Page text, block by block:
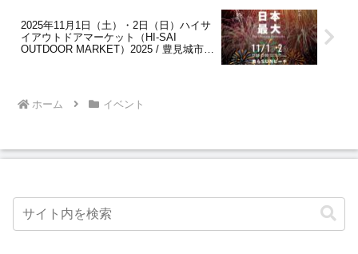
2025年11月1日（土）・2日（日）ハイサ
イアウトドアマーケット（HI-SAI
OUTDOOR MARKET）2025 / 豊見城市・
ホーム イベント